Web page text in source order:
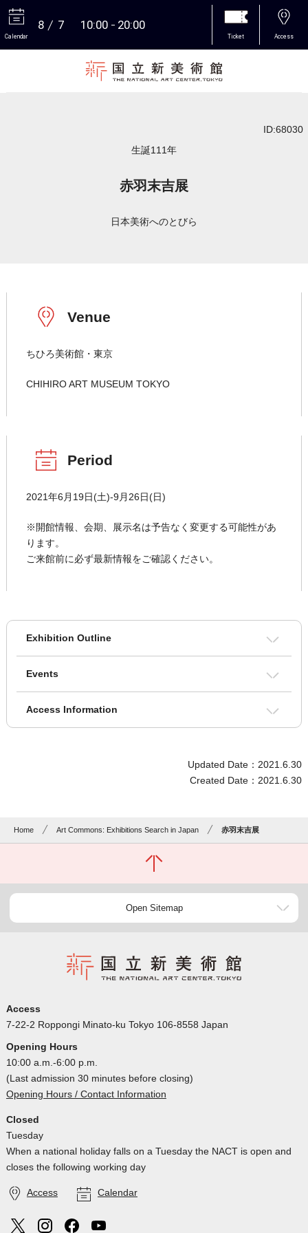
Calendar
8 7 10:00 20:00
Ticket Access
ID:68030
生誕111年
赤羽末吉展
日本美術へのとびら
Venue
ちひろ美術館・東京
CHIHIRO ART MUSEUM TOKYO
Period
2021年6月19日(土)-9月26日(日)
※開館情報、会期、展示名は予告なく変更する可能性があ
ります。
ご来館前に必ず最新情報をご確認ください。
Exhibition Outline
Events
Access Information
Updated Date：2021.6.30
Created Date：2021.6.30
Home Art Commons: Exhibitions Search in Japan 赤羽末吉展
Open Sitemap
Access
7-22-2 Roppongi Minato-ku Tokyo 106-8558 Japan
Opening Hours
10:00 a.m.-6:00 p.m.
(Last admission 30 minutes before closing)
Opening Hours / Contact Information
Closed
Tuesday
When a national holiday falls on a Tuesday the NACT is open and
closes the following working day
Access Calendar